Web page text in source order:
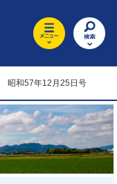
昭和57年12月25日号